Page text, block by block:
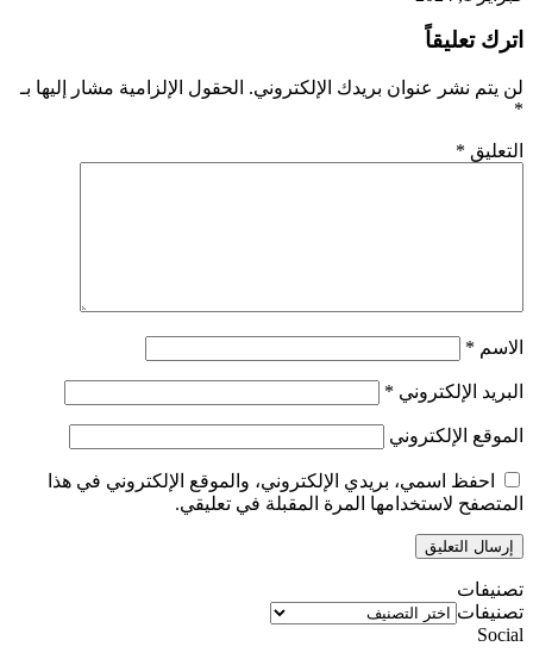
اترك تعليقاً
لن يتم نشر عنوان بريدك الإلكتروني. الحقول الإلزامية مشار إليها بـ
*
التعليق *
الاسم *
البريد الإلكتروني *
الموقع الإلكتروني
احفظ اسمي، بريدي الإلكتروني، والموقع الإلكتروني في هذا
المتصفح لاستخدامها المرة المقبلة في تعليقي.
تصنيفات
تصنيفات
Social